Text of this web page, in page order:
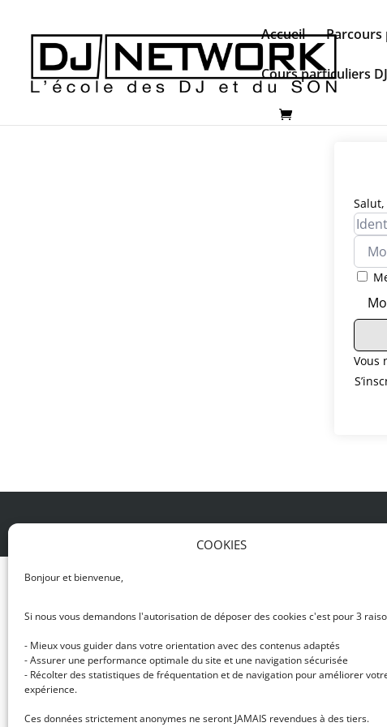
COOKIES
Bonjour et bienvenue,
Si nous vous demandons l'autorisation de déposer des cookies c'est pour 3
- Mieux vous guider dans votre orientation avec des contenus adaptés
- Assurer une performance optimale du site et une navigation sécurisée
- Récolter des statistiques de fréquentation et de navigation pour améliorer
expérience.
Ces données strictement anonymes ne seront JAMAIS revendues à des tiers.
Accueil Parcours
Cours particuliers
Vous
© DJ NETWORK • École de DJ et de production